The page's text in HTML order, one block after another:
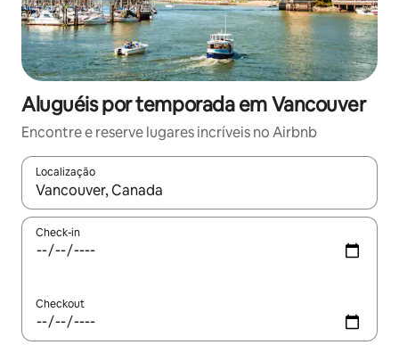
Aluguéis por temporada em Vancouver
Encontre e reserve lugares incríveis no Airbnb
Localização
Quando os resultados estiverem disponíveis, explore-os
Check-in
Checkout